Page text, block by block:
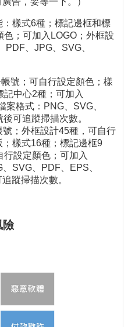
樣式6種；標記邊框和標
；可加入LOGO；外框設
、JPG、SVG、
號；可自行設定顏色；樣
中心2種；可加入
案格式：PNG、SVG、
可追蹤掃描次數。
；外框設計45種，可自行
樣式16種；標記邊框9
設定顏色；可加入
SVG、PDF、EPS、
蹤掃描次數。
險